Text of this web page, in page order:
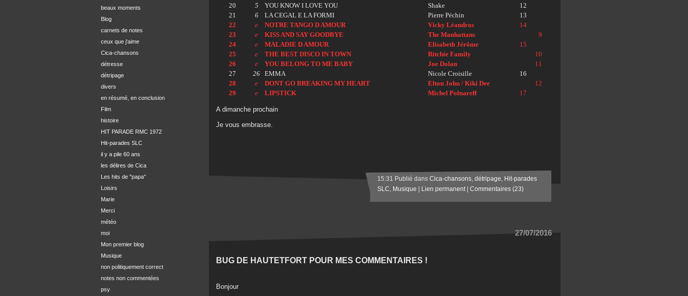
beaux moments
Blog
carnets de notes
ceux que j'aime
Cica-chansons
détresse
détripage
divers
en résumé, en conclusion
Film
histoire
HIT PARADE RMC 1972
Hit-parades SLC
il y a pile 60 ans
les délires de Cica
Les hits de "papa"
Loisirs
Marie
Merci
météo
moi
Mon premier blog
Musique
non politiquement correct
notes non commentées
psy
20
5 YOU KNOW I LOVE YOU Shake
12
21
6 LA CEGAL E LA FORMI Pierre Péchin
13
22
e NOTRE TANGO D AMOUR Vicky Léandros
14
23
e KISS AND SAY GOODBYE The Manhattans
9
24
e MALADIE D AMOUR Elisabeth Jérôme
15
25
e THE BEST DISCO IN TOWN Ritchie Family
10
26
e YOU BELONG TO ME BABY Joe Dolan
11
27
26 EMMA Nicole Croisille
16
28
e DONT GO BREAKING MY HEART Elton John / Kiki Dee
12
29
e LIPSTICK Michel Polnareff 17
A dimanche prochain
Je vous embrasse.
15:31 Publié dans Cica-chansons, détripage, Hit-parades
SLC, Musique | Lien permanent| Commentaires (23)
27/07/2016
BUG DE HAUTETFORT POUR MES COMMENTAIRES !
Bonjour